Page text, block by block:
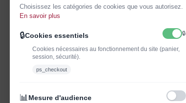
Choisissez les catégories de cookies que vous autorisez.
En savoir plus
🔒Cookies essentiels 🔒
Cookies nécessaires au fonctionnement du site (panier,
session, sécurité).
ps_checkout
📊 Mesure d'audience